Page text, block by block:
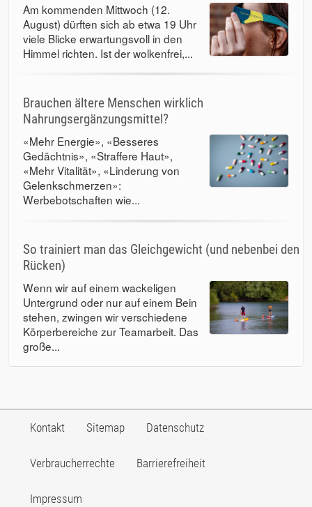
Am kommenden Mittwoch (12.
August) dürften sich ab etwa 19 Uhr
viele Blicke erwartungsvoll in den
Himmel richten. Ist der wolkenfrei,...
Brauchen ältere Menschen wirklich
Nahrungsergänzungsmittel?
«Mehr Energie», «Besseres
Gedächtnis», «Straffere Haut»,
«Mehr Vitalität», «Linderung von
Gelenkschmerzen»:
Werbebotschaften wie...
So trainiert man das Gleichgewicht (und nebenbei den
Rücken)
Wenn wir auf einem wackeligen
Untergrund oder nur auf einem Bein
stehen, zwingen wir verschiedene
Körperbereiche zur Teamarbeit. Das
große...
Kontakt Sitemap Datenschutz
Verbraucherrechte Barrierefreiheit
Impressum